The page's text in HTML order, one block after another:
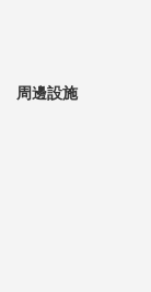
周邊設施